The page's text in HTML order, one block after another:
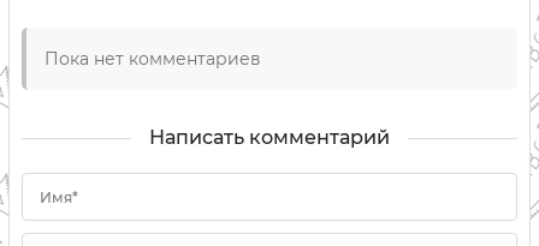
Пока нет комментариев
Написать комментарий
Имя*